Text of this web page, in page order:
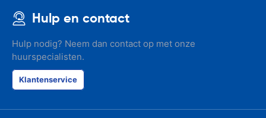
Hulp en contact
Hulp nodig? Neem dan contact op met onze
huurspecialisten.
Klantenservice